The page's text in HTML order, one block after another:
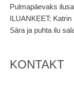
Pulmapäevaks
ILUANKEET:
Sära ja puhta ilu
KONTAKT